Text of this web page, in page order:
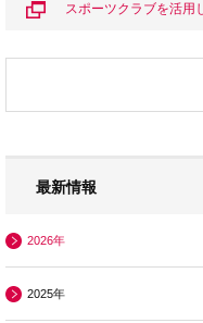
スポーツクラブを活用
最新情報
2026年
2025年